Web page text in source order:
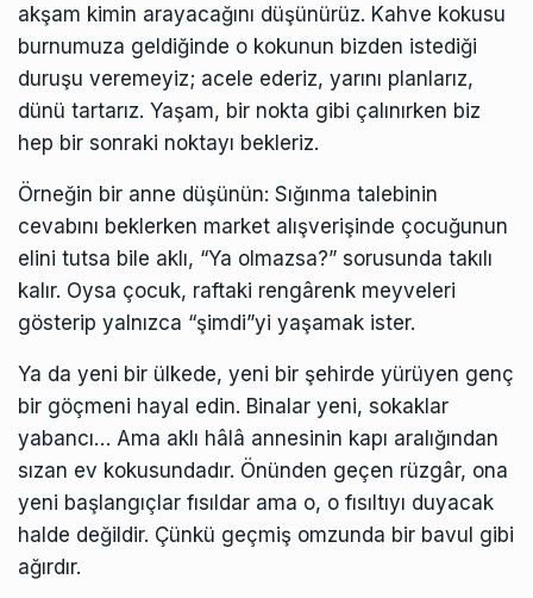
akşam kimin arayacağını düşünürüz. Kahve kokusu
burnumuza geldiğinde o kokunun bizden istediği
duruşu veremeyiz; acele ederiz, yarını planlarız,
dünü tartarız. Yaşam, bir nokta gibi çalınırken biz
hep bir sonraki noktayı bekleriz.
Örneğin bir anne düşünün: Sığınma talebinin
cevabını beklerken market alışverişinde çocuğunun
elini tutsa bile aklı, “Ya olmazsa?” sorusunda takılı
kalır. Oysa çocuk, raftaki rengârenk meyveleri
gösterip yalnızca “şimdi”yi yaşamak ister.
Ya da yeni bir ülkede, yeni bir şehirde yürüyen genç
bir göçmeni hayal edin. Binalar yeni, sokaklar
yabancı… Ama aklı hâlâ annesinin kapı aralığından
sızan ev kokusundadır. Önünden geçen rüzgâr, ona
yeni başlangıçlar fısıldar ama o, o fısıltıyı duyacak
halde değildir. Çünkü geçmiş omzunda bir bavul gibi
ağırdır.